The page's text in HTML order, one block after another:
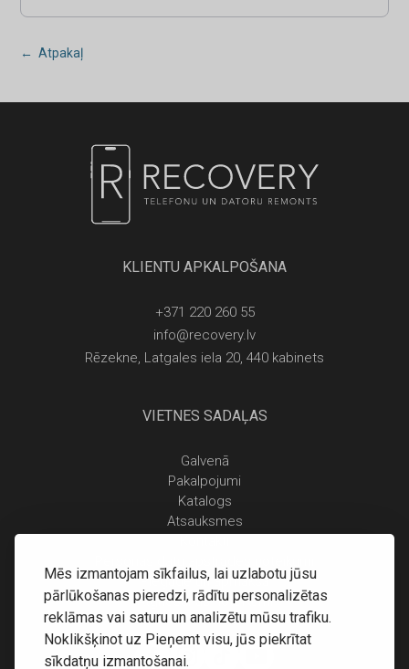
Mēs izmantojam sīkfailus, lai uzlabotu jūsu
pārlūkošanas pieredzi, rādītu personalizētas
reklāmas vai saturu un analizētu mūsu trafiku.
Noklikšķinot uz Pieņemt visu, jūs piekrītat
sīkdatņu izmantošanai.
← Atpakaļ
KLIENTU APKALPOŠANA
+371 220 260 55
info@recovery.lv
Rēzekne, Latgales iela 20, 440 kabinets
VIETNES SADAĻAS
Galvenā
Pakalpojumi
Katalogs
Atsauksmes
Piegāde un apmaksa
Atgriešanas noteikumi